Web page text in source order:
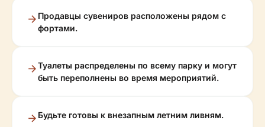
Продавцы сувениров расположены рядом с
фортами.
Туалеты распределены по всему парку и могут
быть переполнены во время мероприятий.
Будьте готовы к внезапным летним ливням.